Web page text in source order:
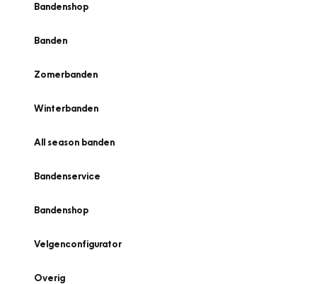
Bandenshop
Banden
Zomerbanden
Winterbanden
All season banden
Bandenservice
Bandenshop
Velgenconfigurator
Overig